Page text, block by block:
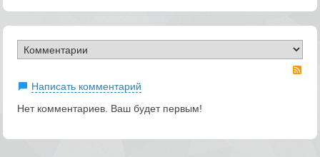
Написать комментарий
Нет комментариев. Ваш будет первым!